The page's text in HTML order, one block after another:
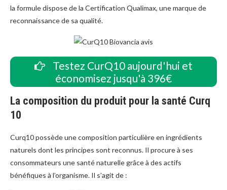
la formule dispose de la Certification Qualimax, une marque de
reconnaissance de sa qualité.
Testez CurQ10 aujourd'hui et
économisez jusqu'à 396€
La composition du produit pour la santé Curq
10
Curq10 possède une composition particulière en ingrédients
naturels dont les principes sont reconnus. Il procure à ses
consommateurs une santé naturelle grâce à des actifs
bénéfiques à l’organisme. Il s’agit de :